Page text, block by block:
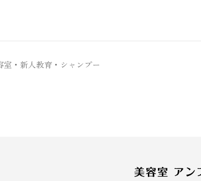
室・新人教育・シャンプー